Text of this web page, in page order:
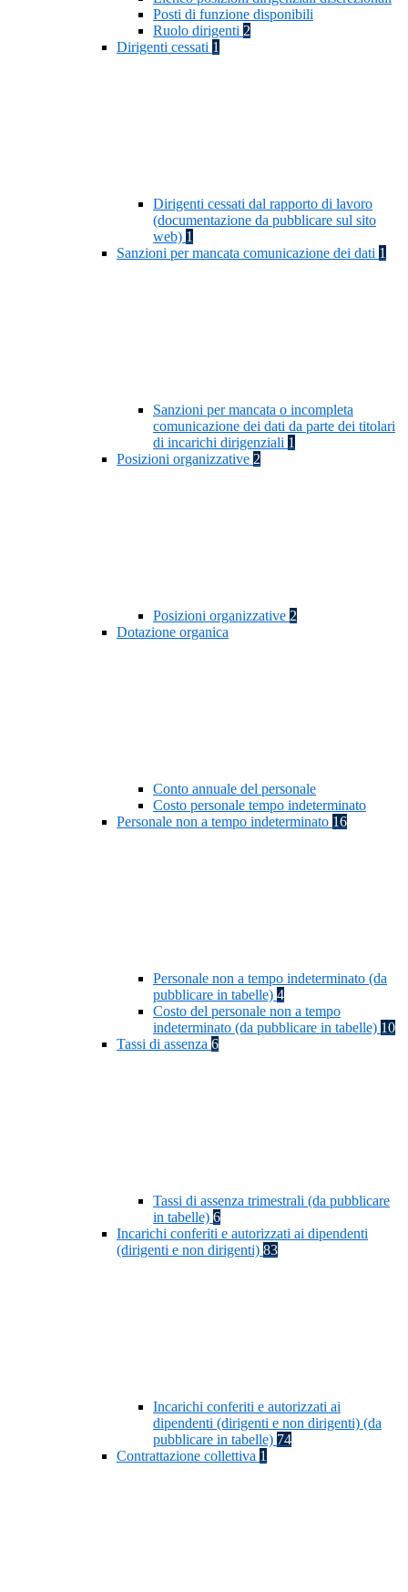
Posti di funzione disponibili
Ruolo dirigenti 2
Dirigenti cessati 1
Dirigenti cessati dal rapporto di lavoro
(documentazione da pubblicare sul sito
web) 1
Sanzioni per mancata comunicazione dei dati 1
Sanzioni per mancata o incompleta
comunicazione dei dati da parte dei titolari
di incarichi dirigenziali 1
Posizioni organizzative 2
Posizioni organizzative 2
Dotazione organica
Conto annuale del personale
Costo personale tempo indeterminato
Personale non a tempo indeterminato 16
Personale non a tempo indeterminato (da
pubblicare in tabelle) 4
Costo del personale non a tempo
indeterminato (da pubblicare in tabelle) 10
Tassi di assenza 6
Tassi di assenza trimestrali (da pubblicare
in tabelle) 6
Incarichi conferiti e autorizzati ai dipendenti
(dirigenti e non dirigenti) 83
Incarichi conferiti e autorizzati ai
dipendenti (dirigenti e non dirigenti) (da
pubblicare in tabelle) 74
Contrattazione collettiva 1